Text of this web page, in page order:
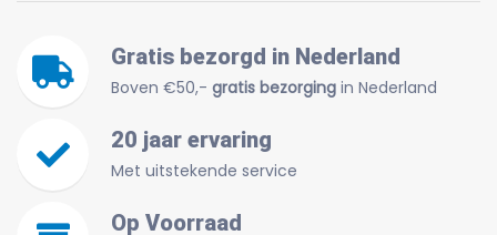
Gratis bezorgd in Nederland
Boven €50,- gratis bezorging in Nederland
20 jaar ervaring
Met uitstekende service
Op Voorraad